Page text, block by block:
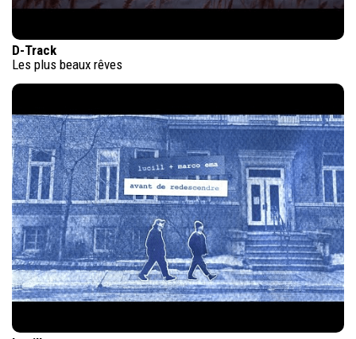
D-Track
Les plus beaux rêves